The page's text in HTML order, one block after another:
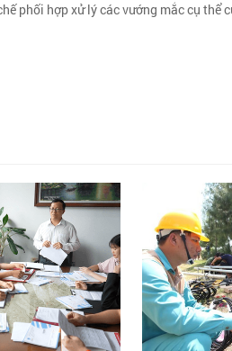
phối hợp xử lý các vướng mắc cụ thể